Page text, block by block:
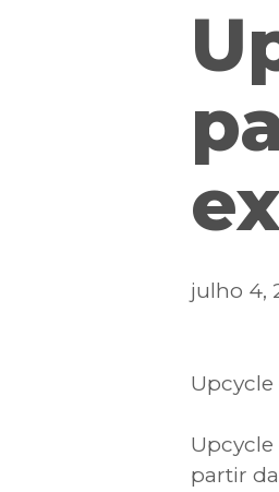
julho 4,
Upcycle
partir